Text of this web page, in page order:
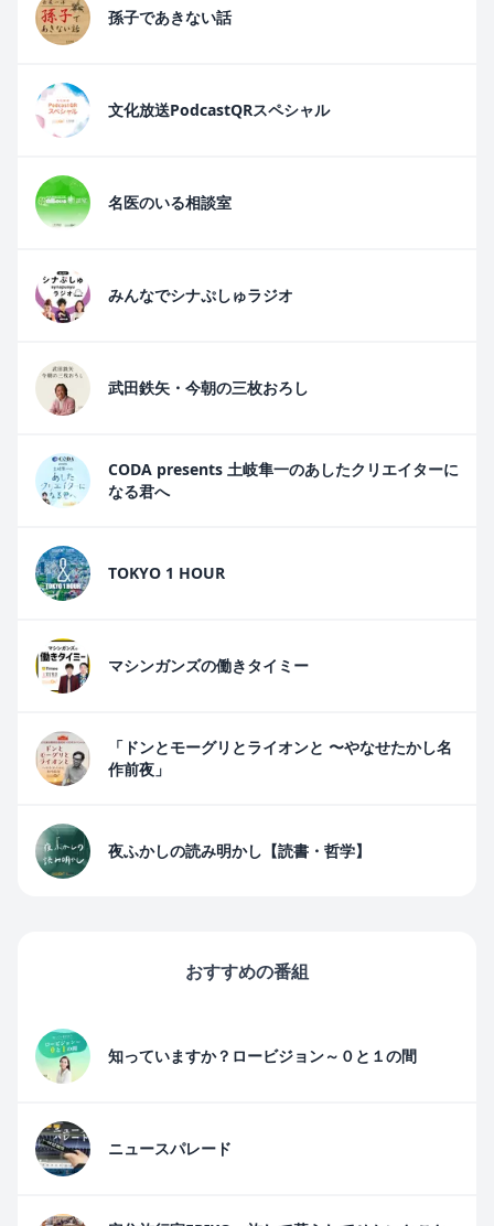
孫子であきない話
文化放送PodcastQRスペシャル
名医のいる相談室
みんなでシナぷしゅラジオ
武田鉄矢・今朝の三枚おろし
CODA presents 土岐隼一のあしたクリエイターに
なる君へ
TOKYO 1 HOUR
マシンガンズの働きタイミー
「ドンとモーグリとライオンと 〜やなせたかし名
作前夜」
夜ふかしの読み明かし【読書・哲学】
おすすめの番組
知っていますか？ロービジョン～０と１の間
ニュースパレード